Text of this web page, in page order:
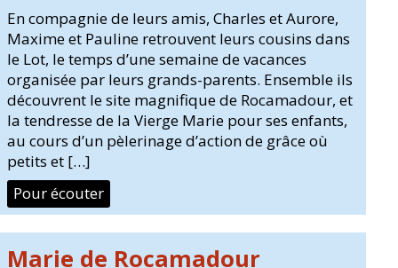
En compagnie de leurs amis, Charles et Aurore,
Maxime et Pauline retrouvent leurs cousins dans
le Lot, le temps d’une semaine de vacances
organisée par leurs grands-parents. Ensemble ils
découvrent le site magnifique de Rocamadour, et
la tendresse de la Vierge Marie pour ses enfants,
au cours d’un pèlerinage d’action de grâce où
petits et […]
Pour écouter
Marie de Rocamadour